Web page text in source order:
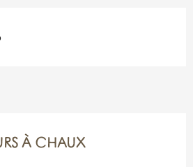
À CHAUX